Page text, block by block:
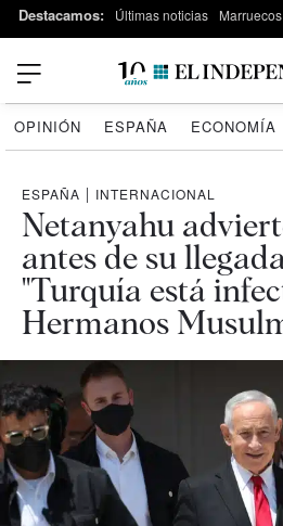
Destacamos: Últimas noticias Marruecos
OPINIÓN ESPAÑA ECONOMÍA
ESPAÑA | INTERNACIONAL
Netanyahu
antes de su
"Turquía está
Hermanos